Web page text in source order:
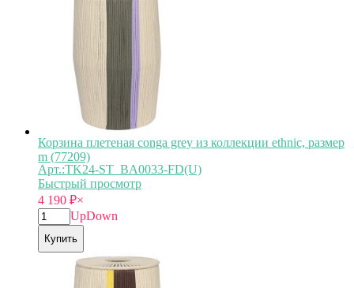
Корзина плетеная conga grey из коллекции ethnic, размер
m (77209)
Арт.:TK24-ST_BA0033-FD(U)
Быстрый просмотр
4 190 ₽×
UpDown
Купить